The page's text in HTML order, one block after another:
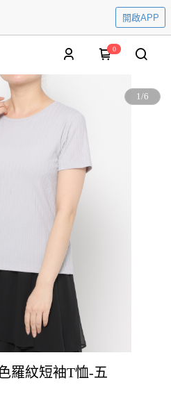
開啟APP
0
1/6
羅紋短袖T恤-五